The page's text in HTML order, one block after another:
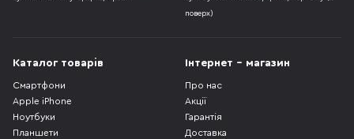
поверх)
Каталог товарів
Смартфони
Apple iPhone
Ноутбуки
Планшети
Інтернет - магазин
Про нас
Акції
Гарантія
Доставка